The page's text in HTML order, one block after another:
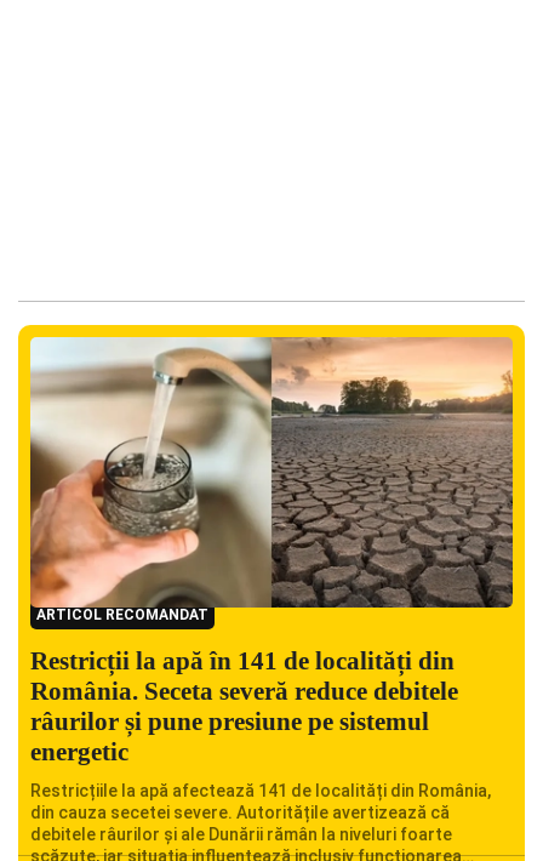
ARTICOL RECOMANDAT
Restricții la apă în 141 de localități din
România. Seceta severă reduce debitele
râurilor și pune presiune pe sistemul
energetic
Restricțiile la apă afectează 141 de localități din România,
din cauza secetei severe. Autoritățile avertizează că
debitele râurilor și ale Dunării rămân la niveluri foarte
scăzute, iar situația influențează inclusiv funcționarea